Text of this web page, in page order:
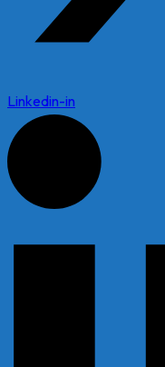
Linkedin-in